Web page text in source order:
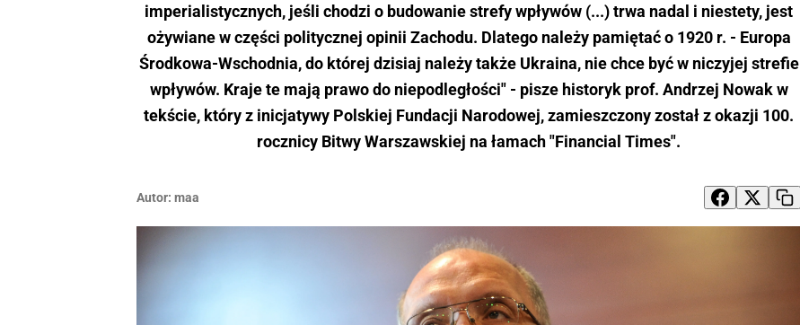
imperialistycznych, jeśli chodzi o budowanie strefy wpływów (...) trwa nadal i niestety, jest
ożywiane w części politycznej opinii Zachodu. Dlatego należy pamiętać o 1920 r. - Europa
Środkowa-Wschodnia, do której dzisiaj należy także Ukraina, nie chce być w niczyjej strefie
wpływów. Kraje te mają prawo do niepodległości" - pisze historyk prof. Andrzej Nowak w
tekście, który z inicjatywy Polskiej Fundacji Narodowej, zamieszczony został z okazji 100.
rocznicy Bitwy Warszawskiej na łamach "Financial Times".
Autor: maa